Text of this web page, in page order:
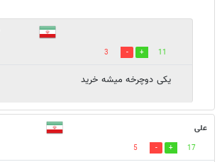
11
3
یکی دوچرخه میشه خرید
علی
17
5